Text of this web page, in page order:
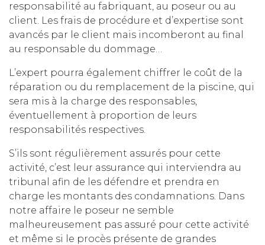
responsabilité au fabriquant, au poseur ou au
client. Les frais de procédure et d’expertise sont
avancés par le client mais incomberont au final
au responsable du dommage…
L’expert pourra également chiffrer le coût de la
réparation ou du remplacement de la piscine, qui
sera mis à la charge des responsables,
éventuellement à proportion de leurs
responsabilités respectives.
S’ils sont régulièrement assurés pour cette
activité, c’est leur assurance qui interviendra au
tribunal afin de les défendre et prendra en
charge les montants des condamnations. Dans
notre affaire le poseur ne semble
malheureusement pas assuré pour cette activité
et même si le procès présente de grandes